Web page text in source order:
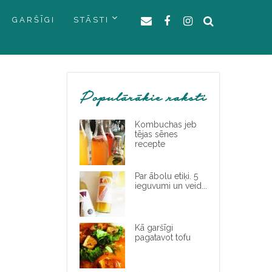
GARŠĪGI STĀSTI
Populārākie raksti
Kombuchas jeb
tējas sēnes
recepte
Par ābolu etiķi. 5
ieguvumi un veid...
Kā garšīgi
pagatavot tofu